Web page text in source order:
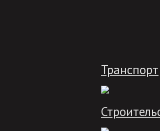
Транспорт